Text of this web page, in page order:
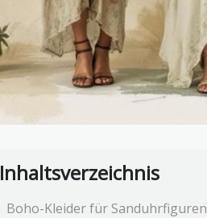
Inhaltsverzeichnis
Boho-Kleider für Sanduhrfiguren